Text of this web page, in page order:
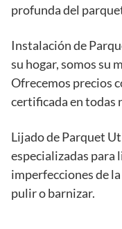
profunda del
Instalación de
su hogar, somos su
Ofrecemos precios
certificada en todas
Lijado de Parquet
especializadas para
imperfecciones de
pulir o barnizar.